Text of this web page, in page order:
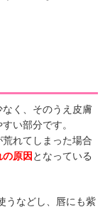
く、そのうえ皮膚
い部分です。
れてしまった場合
原因 となっている
うなどし、唇にも紫